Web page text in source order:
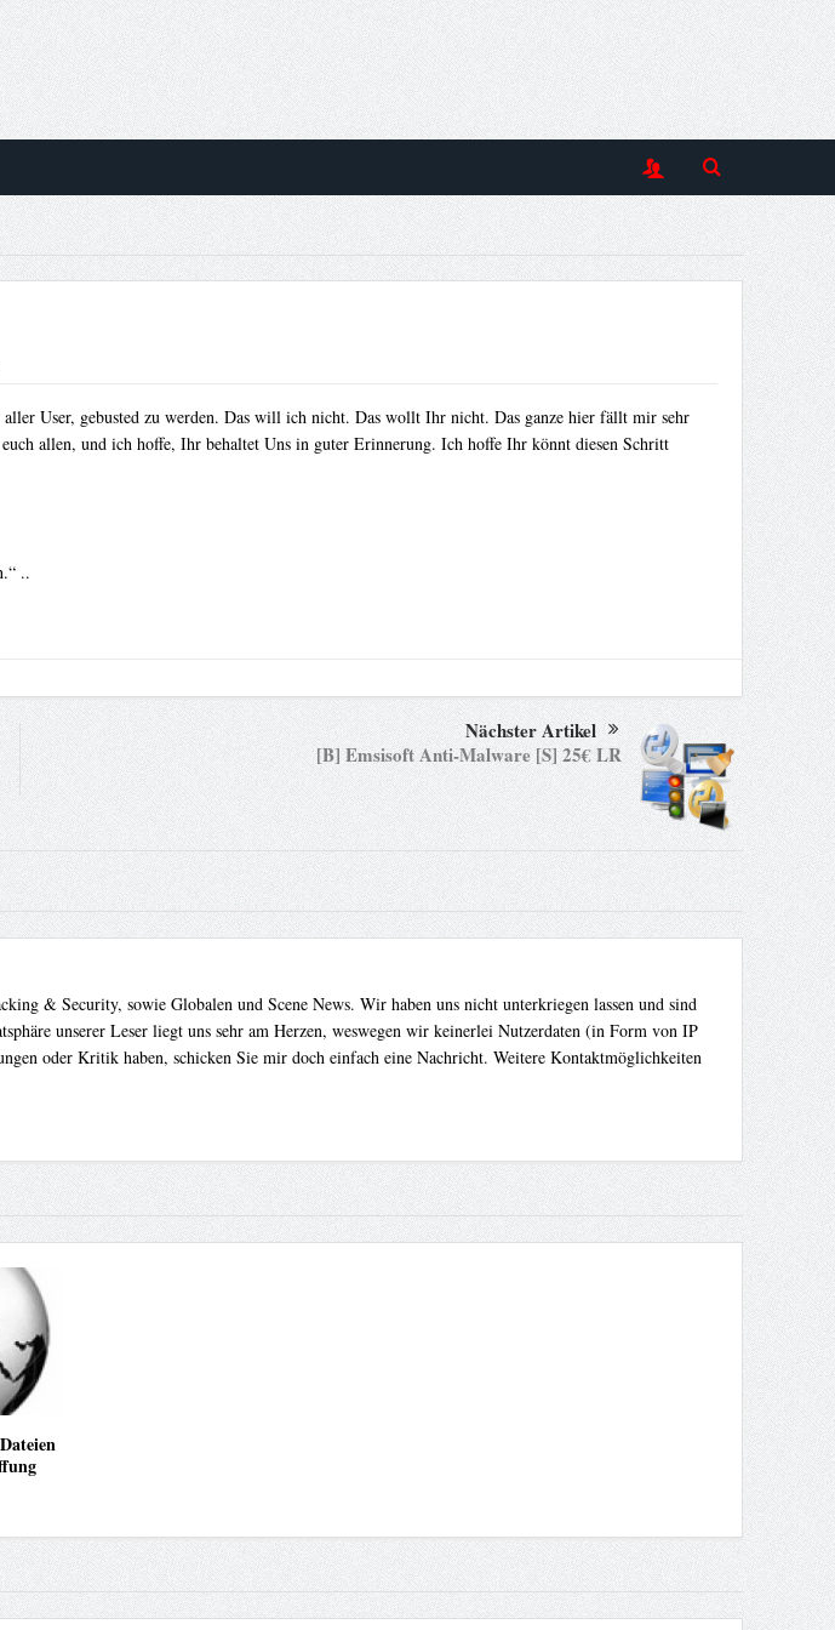
User, gebusted zu werden. Das will ich nicht. Das wollt Ihr nicht. Das ganze hier fällt mir sehr
allen, und ich hoffe, Ihr behaltet Uns in guter Erinnerung. Ich hoffe Ihr könnt diesen Schritt
..
Nächster Artikel
[B] Emsisoft Anti-Malware [S] 25€ LR
& Security, sowie Globalen und Scene News. Wir haben uns nicht unterkriegen lassen und sind
unserer Leser liegt uns sehr am Herzen, weswegen wir keinerlei Nutzerdaten (in Form von IP
oder Kritik haben, schicken Sie mir doch einfach eine Nachricht. Weitere Kontaktmöglichkeiten